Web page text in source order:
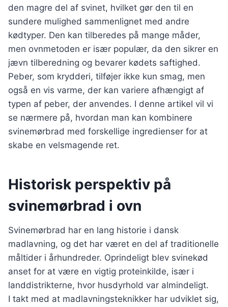
den magre del af svinet, hvilket gør den til en
sundere mulighed sammenlignet med andre
kødtyper. Den kan tilberedes på mange måder,
men ovnmetoden er især populær, da den sikrer en
jævn tilberedning og bevarer kødets saftighed.
Peber, som krydderi, tilføjer ikke kun smag, men
også en vis varme, der kan variere afhængigt af
typen af peber, der anvendes. I denne artikel vil vi
se nærmere på, hvordan man kan kombinere
svinemørbrad med forskellige ingredienser for at
skabe en velsmagende ret.
Historisk perspektiv på
svinemørbrad i ovn
Svinemørbrad har en lang historie i dansk
madlavning, og det har været en del af traditionelle
måltider i århundreder. Oprindeligt blev svinekød
anset for at være en vigtig proteinkilde, især i
landdistrikterne, hvor husdyrhold var almindeligt.
I takt med at madlavningsteknikker har udviklet sig,